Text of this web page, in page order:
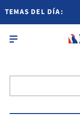
TEMAS DEL DÍA: